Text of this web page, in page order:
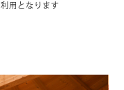
用となります